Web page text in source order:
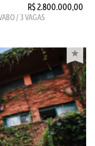
R$ 2.800.000,00
/ 3 VAGAS